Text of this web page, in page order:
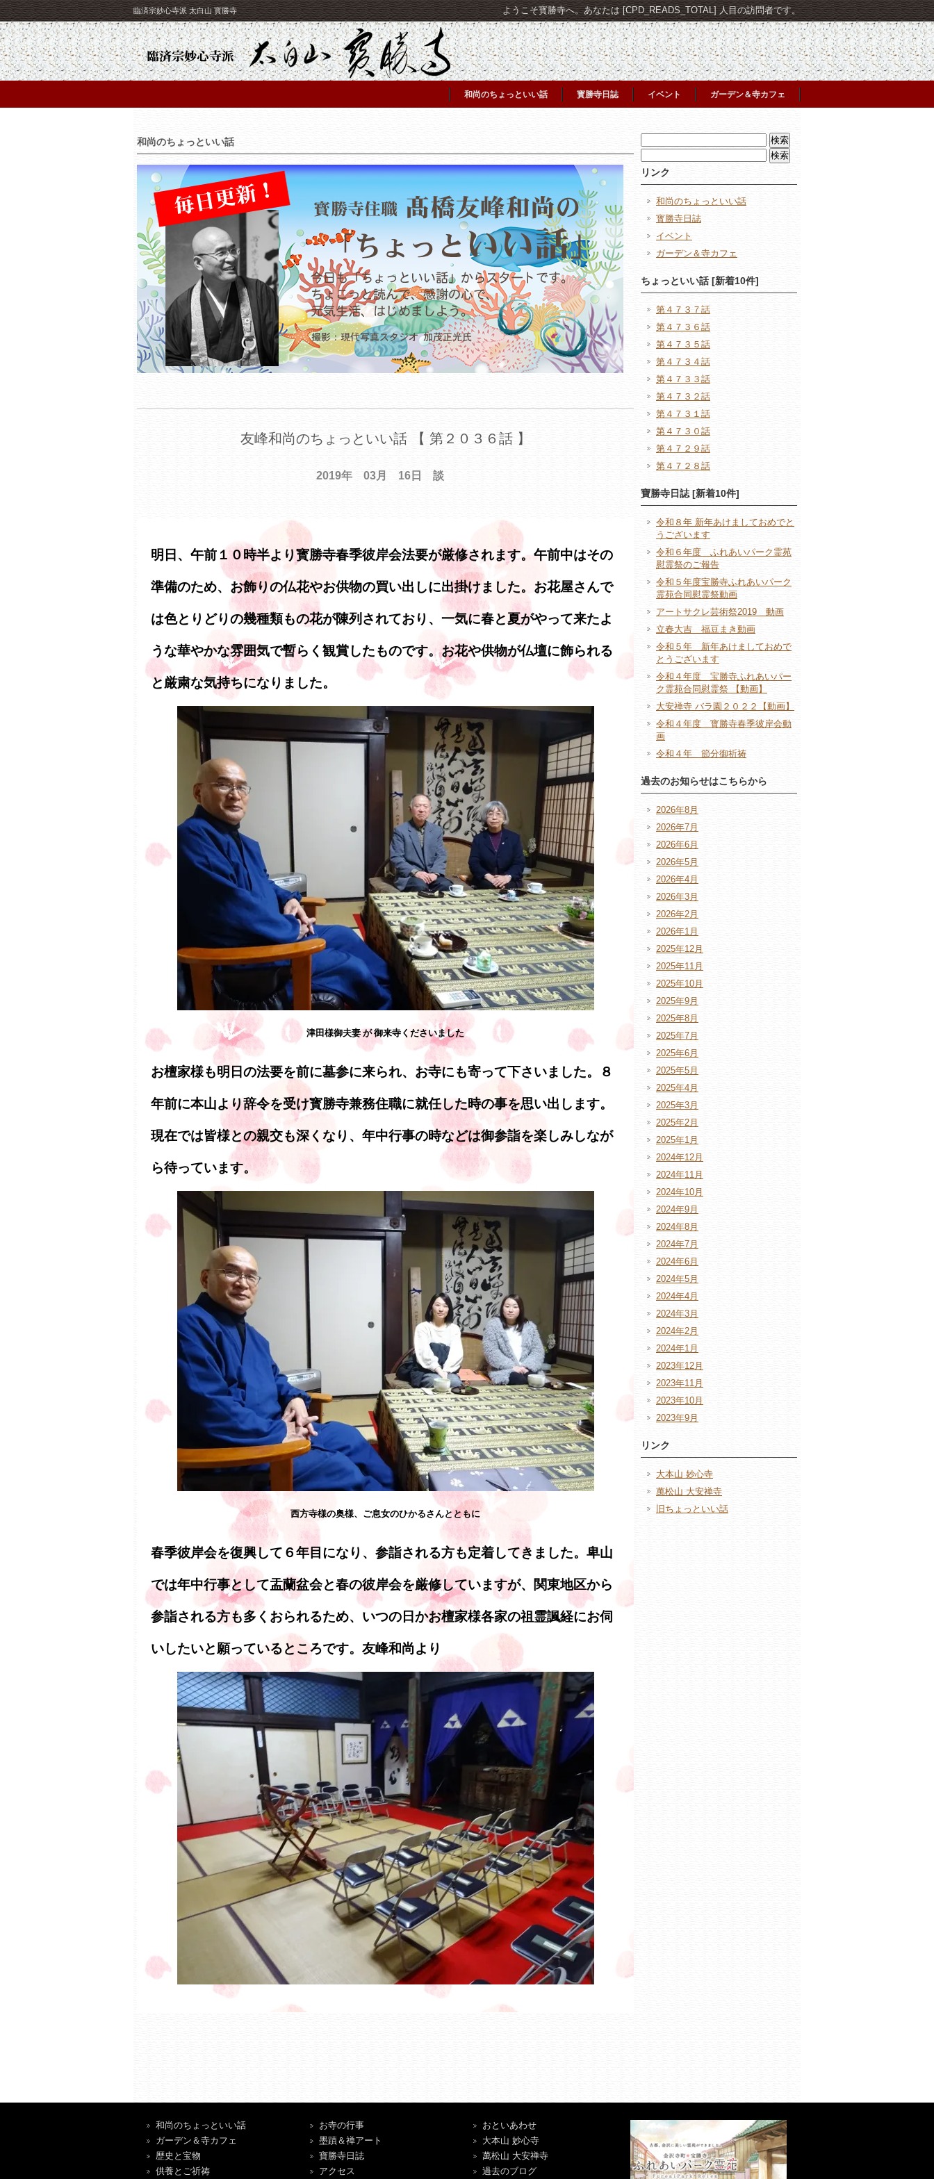
臨済宗妙心寺派 太白山 寳勝寺 ようこそ寳勝寺へ。あなたは [CPD_READS_TOTAL] 人目の訪問者です。
和尚のちょっといい話 寳勝寺日誌 イベント ガーデン＆寺カフェ
和尚のちょっといい話
友峰和尚のちょっといい話 【 第２０３６話 】
2019年 03月 16日 談
明日、午前１０時半より寳勝寺春季彼岸会法要が厳修されます。午前中はその
準備のため、お飾りの仏花やお供物の買い出しに出掛けました。お花屋さんで
は色とりどりの幾種類もの花が陳列されており、一気に春と夏がやって来たよ
うな華やかな雰囲気で暫らく観賞したものです。お花や供物が仏壇に飾られる
と厳粛な気持ちになりました。
津田様御夫妻 が 御来寺くださいました
お檀家様も明日の法要を前に墓参に来られ、お寺にも寄って下さいました。８
年前に本山より辞令を受け寳勝寺兼務住職に就任した時の事を思い出します。
現在では皆様との親交も深くなり、年中行事の時などは御参詣を楽しみしなが
ら待っています。
西方寺様の奥様、ご息女のひかるさんとともに
春季彼岸会を復興して６年目になり、参詣される方も定着してきました。卑山
では年中行事として盂蘭盆会と春の彼岸会を厳修していますが、関東地区から
参詣される方も多くおられるため、いつの日かお檀家様各家の祖霊諷経にお伺
いしたいと願っているところです。友峰和尚より
索:
索:
リンク
和尚のちょっといい話
寳勝寺日誌
イベント
ガーデン＆寺カフェ
ちょっといい話 [新着10件]
第４７３７話
第４７３６話
第４７３５話
第４７３４話
第４７３３話
第４７３２話
第４７３１話
第４７３０話
第４７２９話
第４７２８話
寶勝寺日誌 [新着10件]
令和８年 新年あけましておめでと
うございます
令和６年度 ふれあいパーク霊苑
慰霊祭のご報告
令和５年度宝勝寺ふれあいパーク
霊苑合同慰霊祭動画
アートサクレ芸術祭2019 動画
立春大吉 福豆まき動画
令和５年 新年あけましておめで
とうございます
令和４年度 宝勝寺ふれあいパー
ク霊苑合同慰霊祭 【動画】
大安禅寺 バラ園２０２２【動画】
令和４年度 寳勝寺春季彼岸会動
画
令和４年 節分御祈祷
過去のお知らせはこちらから
2026年8月
2026年7月
2026年6月
2026年5月
2026年4月
2026年3月
2026年2月
2026年1月
2025年12月
2025年11月
2025年10月
2025年9月
2025年8月
2025年7月
2025年6月
2025年5月
2025年4月
2025年3月
2025年2月
2025年1月
2024年12月
2024年11月
2024年10月
2024年9月
2024年8月
2024年7月
2024年6月
2024年5月
2024年4月
2024年3月
2024年2月
2024年1月
2023年12月
2023年11月
2023年10月
2023年9月
リンク
大本山 妙心寺
萬松山 大安禅寺
旧ちょっといい話
和尚のちょっといい話
ガーデン＆寺カフェ
歴史と宝物
供養とご祈祷
お寺の行事
墨蹟＆禅アート
寶勝寺日誌
アクセス
おといあわせ
大本山 妙心寺
萬松山 大安禅寺
過去のブログ